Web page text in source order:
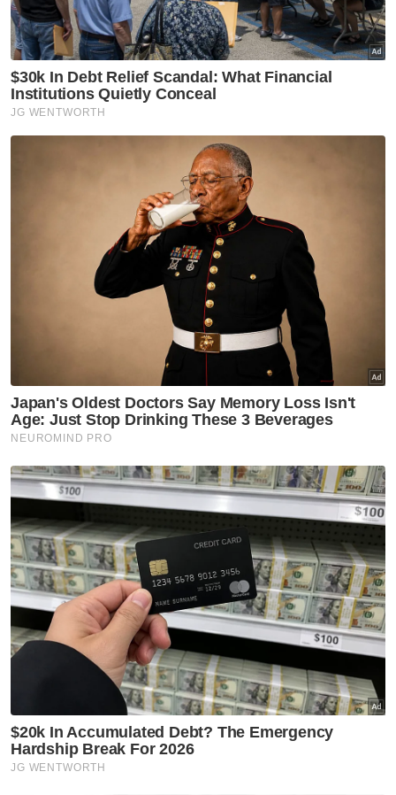
Ringgit meningkat berbanding rupiah
Indonesia kepada 240.0/240.7 daripada
240.1/240.5.4 semasa ditutup pada Jumaat
lepas manakala berubah sedikit berbanding
peso Filipina kepada 6.83/6.85 daripada
6.83/6.84 sebelum ini.
Ia turut merosot berbanding baht Thailand
kepada 12.9525/9932 daripada 12.9115/9332
dan rendah berbanding dolar Singapura
kepada 3.1502/1585 daripada 3.1479/1521.
Berita Telus & Tulus menerusi E-Mel setiap
hari!